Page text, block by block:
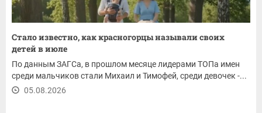
Стало известно, как красногорцы называли своих
детей в июле
По данным ЗАГСа, в прошлом месяце лидерами ТОПа имен
среди мальчиков стали Михаил и Тимофей, среди девочек -...
05.08.2026